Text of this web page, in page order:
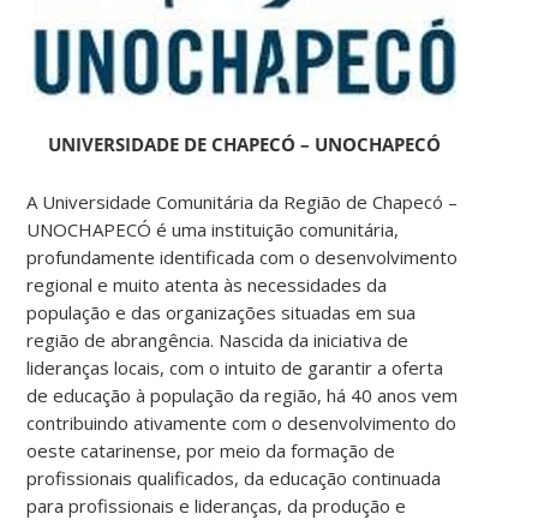
UNIVERSIDADE DE CHAPECÓ – UNOCHAPECÓ
A Universidade Comunitária da Região de Chapecó –
UNOCHAPECÓ é uma instituição comunitária,
profundamente identificada com o desenvolvimento
regional e muito atenta às necessidades da
população e das organizações situadas em sua
região de abrangência. Nascida da iniciativa de
lideranças locais, com o intuito de garantir a oferta
de educação à população da região, há 40 anos vem
contribuindo ativamente com o desenvolvimento do
oeste catarinense, por meio da formação de
profissionais qualificados, da educação continuada
para profissionais e lideranças, da produção e